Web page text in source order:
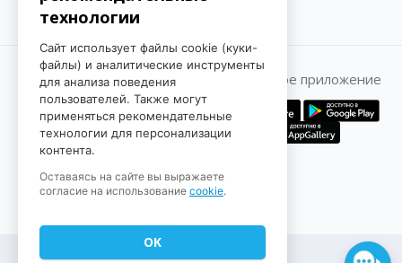
Принимаем к оплате Мобильное приложение
технологии
Сайт использует файлы cookie (куки-
файлы) и аналитические инструменты
для анализа поведения
пользователей. Также могут
применяться рекомендательные
технологии для персонализации
контента.
Оставаясь на сайте вы выражаете
согласие на использование cookie.
OK